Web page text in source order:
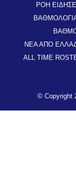
ΡΟΗ
ΝΕΑ ΑΠΟ
ALL TIME
© Copyright